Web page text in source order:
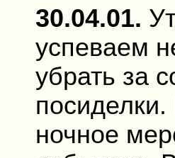
30.04.01.
успеваем
убрать за
ночное